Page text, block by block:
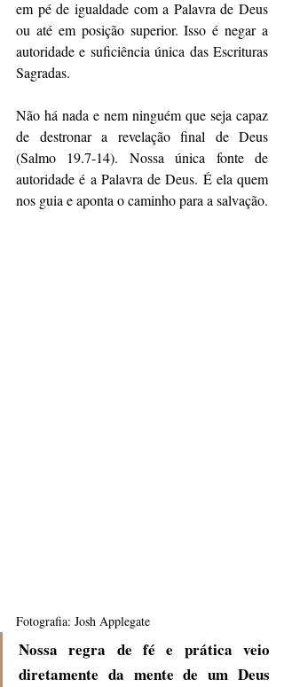
em pé de igualdade com a Palavra de Deus
ou até em posição superior. Isso é negar a
autoridade e suficiência única das Escrituras
Sagradas.
Não há nada e nem ninguém que seja capaz
de destronar a revelação final de Deus
(Salmo 19.7-14). Nossa única fonte de
autoridade é a Palavra de Deus. É ela quem
Fotografia: Josh Applegate
Nossa regra de fé e prática veio
diretamente da mente de um Deus